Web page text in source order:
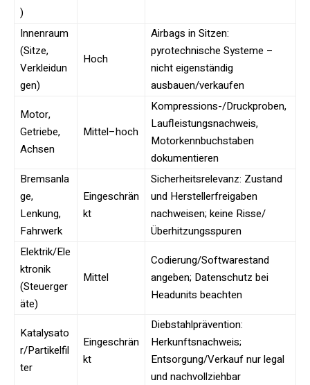
)
Innenraum
(Sitze,
Verkleidun
gen)
Hoch
Airbags in Sitzen:
pyrotechnische Systeme –
nicht eigenständig
ausbauen/verkaufen
Motor,
Getriebe,
Achsen
Mittel–hoch
Kompressions-/Druckproben,
Laufleistungsnachweis,
Motorkennbuchstaben
dokumentieren
Bremsanla
ge,
Lenkung,
Fahrwerk
Eingeschrän
kt
Sicherheitsrelevanz: Zustand
und Herstellerfreigaben
nachweisen; keine Risse/
Überhitzungsspuren
Elektrik/Ele
ktronik
(Steuerger
äte)
Mittel
Codierung/Softwarestand
angeben; Datenschutz bei
Headunits beachten
Katalysato
r/Partikelfil
ter
Eingeschrän
kt
Diebstahlprävention:
Herkunftsnachweis;
Entsorgung/Verkauf nur legal
und nachvollziehbar